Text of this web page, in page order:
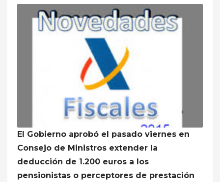
El Gobierno aprobó el pasado viernes en
Consejo de Ministros extender la
deducción de 1.200 euros a los
pensionistas o perceptores de prestación